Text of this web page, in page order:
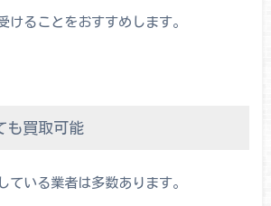
けることをおすすめします。
も買取可能
ている業者は多数あります。